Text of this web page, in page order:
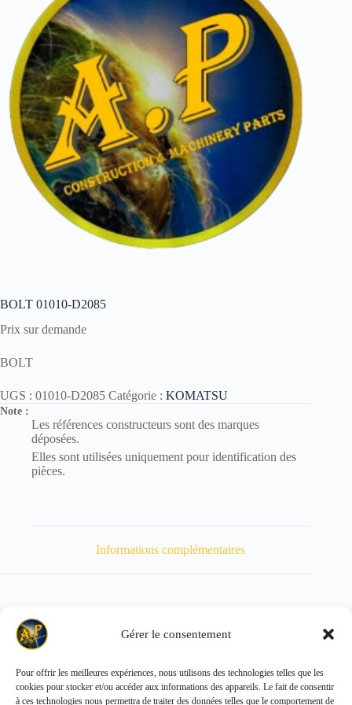
Gérer le consentement
Pour offrir les meilleures expériences, nous utilisons des technologies telles que les
cookies pour stocker et/ou accéder aux informations des appareils. Le fait de consentir
à ces technologies nous permettra de traiter des données telles que le comportement de
BOLT 01010-D2085
Prix sur demande
BOLT
UGS : 01010-D2085 Catégorie : KOMATSU
Note :
Les références constructeurs sont des marques
déposées.
Elles sont utilisées uniquement pour identification des
pièces.
Informations complémentaires
Poids 270 kg
Copyright © 2026 - ALL PARTS FRANCE SAS